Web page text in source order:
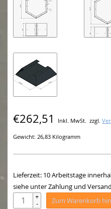
€262,51 Inkl. MwSt. zzgl.
Gewicht: 26,83 Kilogramm
Lieferzeit: 10 Arbeitstage
siehe unter Zahlung und Versand
+
- Zum Warenkorb